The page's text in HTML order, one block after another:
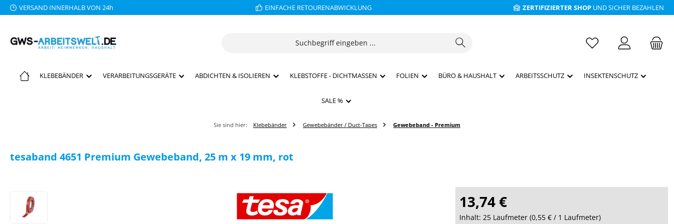
Hauptinhalt springen
Zur Suche springen
Zur Hauptnavigation springen
VERSAND INNERHALB VON 24h EINFACHE RETOURENABWICKLUNG ZERTIFIZIERTER SHOP UND SICHER BEZAHLEN
KLEBEBÄNDER VERARBEITUNGSGERÄTE ABDICHTEN & ISOLIEREN KLEBSTOFFE - DICHTMASSEN FOLIEN BÜRO & HAUSHALT ARBEITSSCHUTZ INSEKTENSCHUTZ
SALE %
Sie sind hier: Klebebänder Gewebebänder / Duct-Tapes Gewebeband - Premium
tesaband 4651 Premium Gewebeband, 25 m x 19 mm, rot
Bildergalerie überspringen 13,74 €
Inhalt: 25 Laufmeter (0,55 € / 1 Laufmeter)